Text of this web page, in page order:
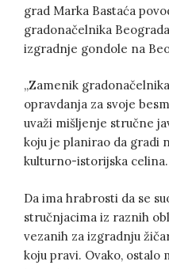
grad Marka Bastaća
gradonačelnika
izgradnje gondole na
„Zamenik
opravdanja za svoje
uvaži mišljenje stručne
koju je planirao da gradi
kulturno-istorijska celina.
Da ima hrabrosti da se
stručnjacima iz raznih
vezanih za izgradnju
koju pravi. Ovako, ostalo